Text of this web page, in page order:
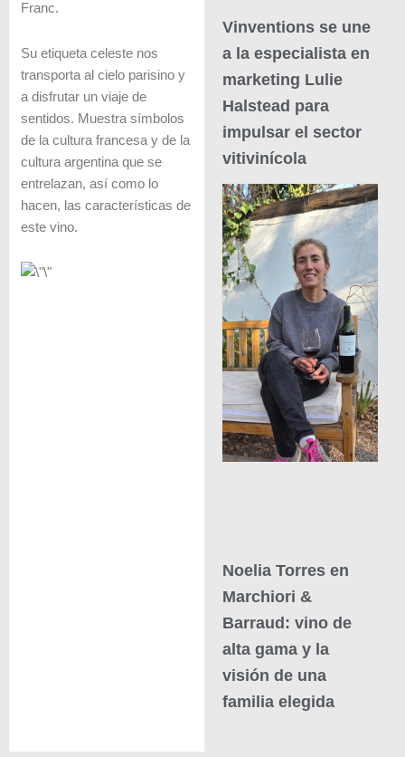
Franc.
Su etiqueta celeste nos
transporta al cielo parisino y
a disfrutar un viaje de
sentidos. Muestra símbolos
de la cultura francesa y de la
cultura argentina que se
entrelazan, así como lo
hacen, las características de
este vino.
Vinventions se une
a la especialista en
marketing Lulie
Halstead para
impulsar el sector
vitivinícola
Noelia Torres en
Marchiori &
Barraud: vino de
alta gama y la
visión de una
familia elegida